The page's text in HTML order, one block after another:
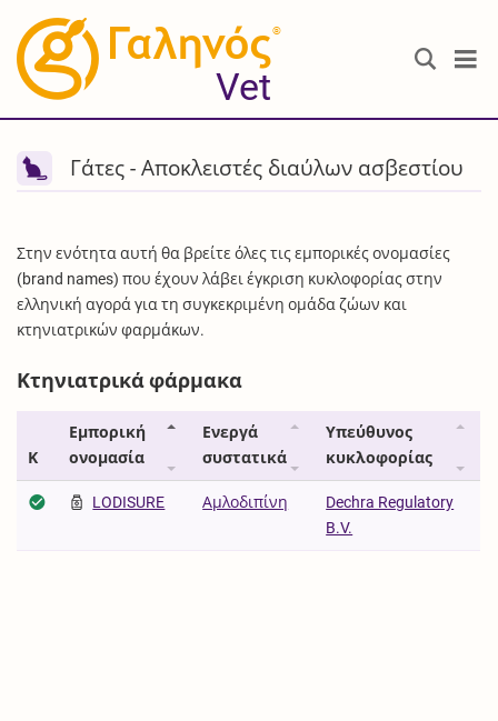
®
Vet
Γάτες - Αποκλειστές διαύλων ασβεστίου
Στην ενότητα αυτή θα βρείτε όλες τις εμπορικές ονομασίες
(brand names) που έχουν λάβει έγκριση κυκλοφορίας στην
ελληνική αγορά για τη συγκεκριμένη ομάδα ζώων και
κτηνιατρικών φαρμάκων.
Κτηνιατρικά φάρμακα
Κ
Εμπορική
ονομασία
Ενεργά
συστατικά
Υπεύθυνος
κυκλοφορίας
LODISURE Αμλοδιπίνη
Dechra Regulatory
B.V.